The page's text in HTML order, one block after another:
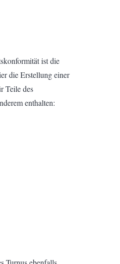
ist die
die Erstellung einer
Teile des
enthalten: